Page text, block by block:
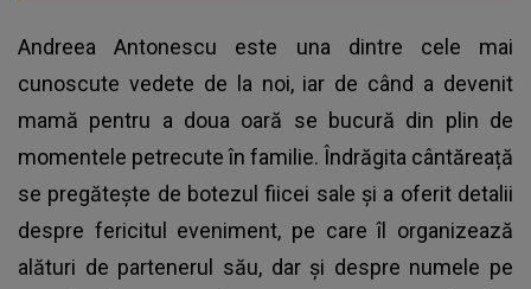
Andreea Antonescu este una dintre cele mai
cunoscute vedete de la noi, iar de când a devenit
mamă pentru a doua oară se bucură din plin de
momentele petrecute în familie. Îndrăgita cântăreață
se pregătește de botezul fiicei sale și a oferit detalii
despre fericitul eveniment, pe care îl organizează
alături de partenerul său, dar și despre numele pe